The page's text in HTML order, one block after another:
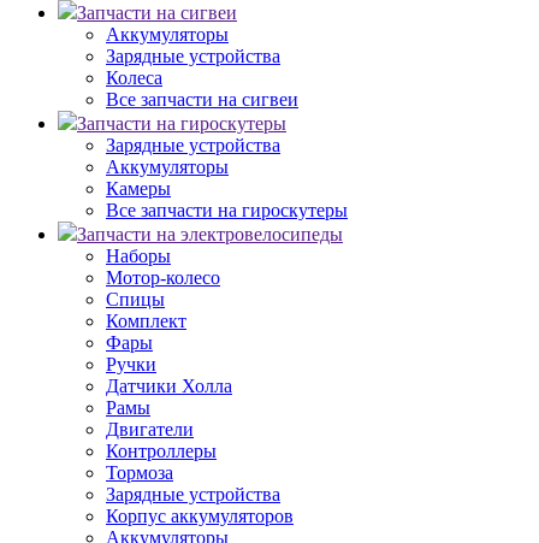
Запчасти на сигвеи
Аккумуляторы
Зарядные устройства
Колеса
Все запчасти на сигвеи
Запчасти на гироскутеры
Зарядные устройства
Аккумуляторы
Камеры
Все запчасти на гироскутеры
Запчасти на электровелосипеды
Наборы
Мотор-колесо
Спицы
Комплект
Фары
Ручки
Датчики Холла
Рамы
Двигатели
Контроллеры
Тормоза
Зарядные устройства
Корпус аккумуляторов
Аккумуляторы